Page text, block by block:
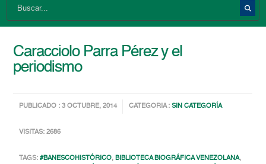
Caracciolo Parra Pérez y el
periodismo
PUBLICADO : 3 OCTUBRE, 2014 CATEGORIA :SIN CATEGORÍA
VISITAS: 2686
TAGS:#BANESCOHISTÓRICO,BIBLIOTECA BIOGRÁFICA VENEZOLANA,